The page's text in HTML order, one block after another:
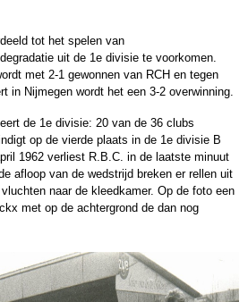
tot het spelen van
uit de 1e divisie te voorkomen.
met 2-1 gewonnen van RCH en tegen
in Nijmegen wordt het een 3-2 overwinning.
de 1e divisie: 20 van de 36 clubs
op de vierde plaats in de 1e divisie B
1962 verliest R.B.C. in de laatste minuut
afloop van de wedstrijd breken er rellen uit
naar de kleedkamer. Op de foto een
met op de achtergrond de dan nog